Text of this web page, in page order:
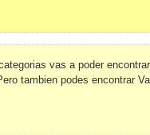
vas a poder
tambien podes encontrar